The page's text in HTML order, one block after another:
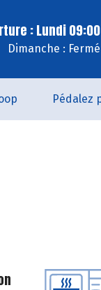
: Lundi 09:00
Dimanche : Fermé